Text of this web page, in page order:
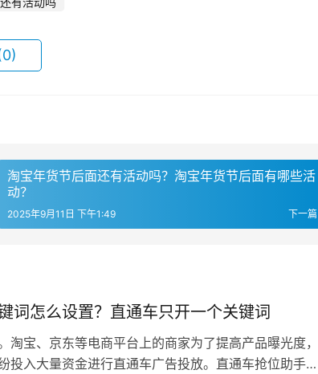
淘宝年货节后面还有活动吗？淘宝年货节后面有哪些活
动？
下一篇
2025年9月11日 下午1:49
词怎么设置？直通车只开一个关键词
淘宝、京东等电商平台上的商家为了提高产品曝光度，
投入大量资金进行直通车广告投放。直通车抢位助手作